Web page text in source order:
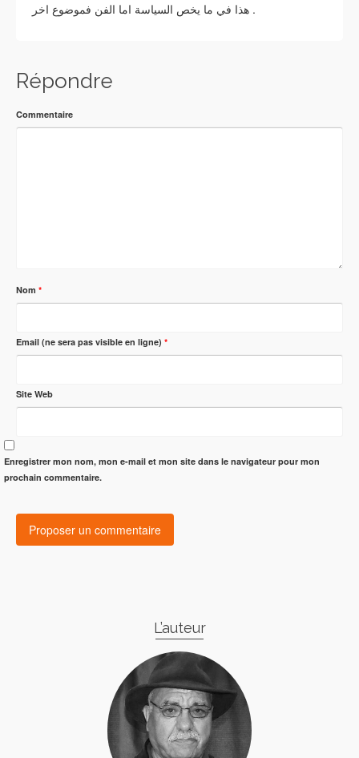
هذا في ما يخص السياسة اما الفن فموضوع اخر .
Répondre
Commentaire
Nom *
Email (ne sera pas visible en ligne) *
Site Web
Enregistrer mon nom, mon e-mail et mon site dans le navigateur pour mon
prochain commentaire.
L’auteur